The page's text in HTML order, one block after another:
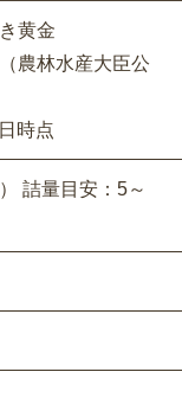
黄金
農林水産大臣公
時点
詰量目安：5～